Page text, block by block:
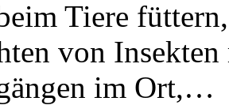
Tiere
von
im Ort,…